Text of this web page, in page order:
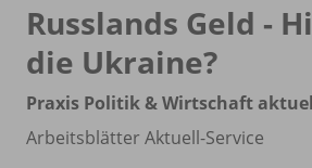
Russlands Geld -
die Ukraine?
Praxis Politik & Wirtschaft
Arbeitsblätter Aktuell-Service